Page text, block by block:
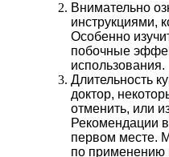
Внимательно
инструкциями,
Особенно
побочные
использования.
Длительность
доктор,
отменить, или
Рекомендации
первом месте.
по применению